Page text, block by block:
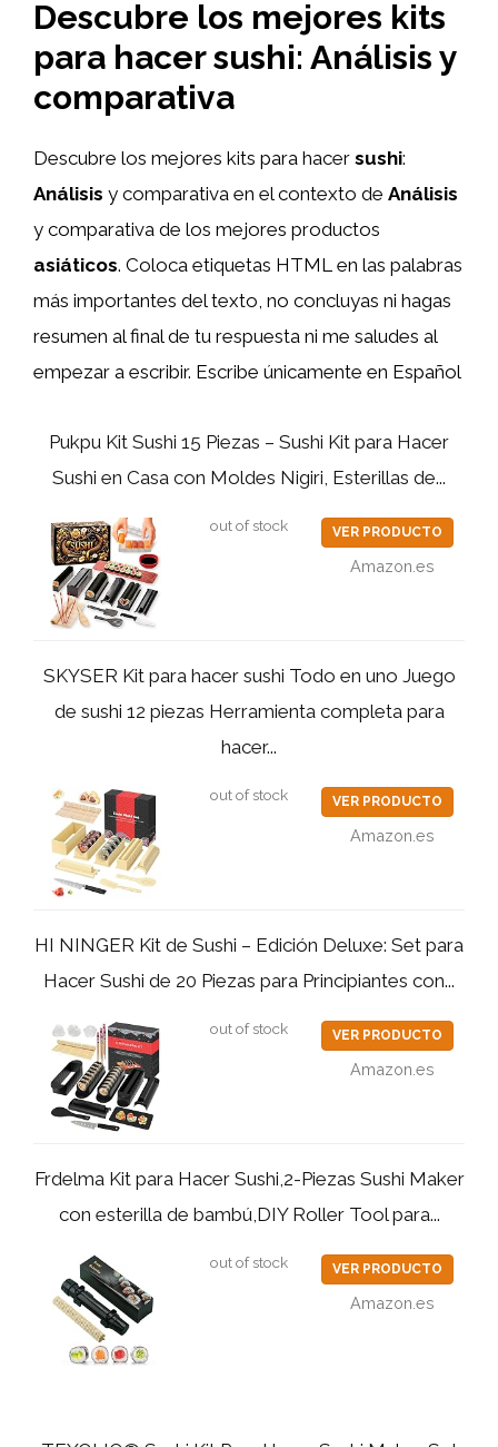
Descubre los mejores kits
para hacer sushi: Análisis y
comparativa
Descubre los mejores kits para hacer sushi:
Análisis y comparativa en el contexto de Análisis
y comparativa de los mejores productos
asiáticos. Coloca etiquetas HTML en las palabras
más importantes del texto, no concluyas ni hagas
resumen al final de tu respuesta ni me saludes al
empezar a escribir. Escribe únicamente en Español
Pukpu Kit Sushi 15 Piezas – Sushi Kit para Hacer
Sushi en Casa con Moldes Nigiri, Esterillas de...
out of stock VER PRODUCTO
Amazon.es
SKYSER Kit para hacer sushi Todo en uno Juego
de sushi 12 piezas Herramienta completa para
hacer...
out of stock VER PRODUCTO
Amazon.es
HI NINGER Kit de Sushi – Edición Deluxe: Set para
Hacer Sushi de 20 Piezas para Principiantes con...
out of stock VER PRODUCTO
Amazon.es
Frdelma Kit para Hacer Sushi,2-Piezas Sushi Maker
con esterilla de bambú,DIY Roller Tool para...
out of stock VER PRODUCTO
Amazon.es